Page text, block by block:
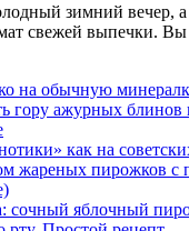
зимний вечер,
свежей выпечки.
на обычную
гору ажурных блинов
как на
жареных пирожков с
сочный яблочный